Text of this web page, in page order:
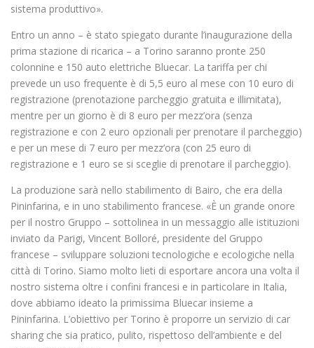
sistema produttivo».
Entro un anno – è stato spiegato durante l’inaugurazione della
prima stazione di ricarica – a Torino saranno pronte 250
colonnine e 150 auto elettriche Bluecar. La tariffa per chi
prevede un uso frequente è di 5,5 euro al mese con 10 euro di
registrazione (prenotazione parcheggio gratuita e illimitata),
mentre per un giorno è di 8 euro per mezz’ora (senza
registrazione e con 2 euro opzionali per prenotare il parcheggio)
e per un mese di 7 euro per mezz’ora (con 25 euro di
registrazione e 1 euro se si sceglie di prenotare il parcheggio).
La produzione sarà nello stabilimento di Bairo, che era della
Pininfarina, e in uno stabilimento francese. «È un grande onore
per il nostro Gruppo – sottolinea in un messaggio alle istituzioni
inviato da Parigi, Vincent Bolloré, presidente del Gruppo
francese – sviluppare soluzioni tecnologiche e ecologiche nella
città di Torino. Siamo molto lieti di esportare ancora una volta il
nostro sistema oltre i confini francesi e in particolare in Italia,
dove abbiamo ideato la primissima Bluecar insieme a
Pininfarina. L’obiettivo per Torino è proporre un servizio di car
sharing che sia pratico, pulito, rispettoso dell’ambiente e del